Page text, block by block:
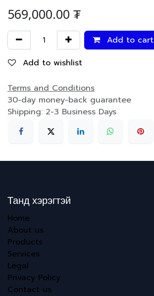
569,000.00₮
Add to cart
Add to wishlist
Terms and Conditions
30-day money-back guarantee
Shipping: 2-3 Business Days
Танд хэрэгтэй
Home
About us
Products
Services
Legal
Privacy Policy
Contact us